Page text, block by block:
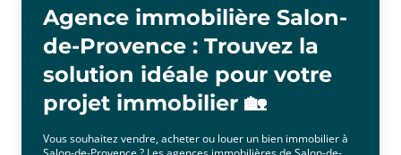
maisons de village pleines de charme aux
propriétés provençales, en passant par les
appartements, les terrains et les biens de prestige.
Grâce à notre ancrage local et à notre réseau de
partenaires, nous sommes en mesure de proposer
des solutions adaptées aux attentes de chaque
client.Notre priorité est de construire une relation
de confiance durable. Nous prenons le temps de
comprendre vos besoins afin de vous offrir un
Agence immobilière Salon-
de-Provence : Trouvez la
solution idéale pour votre
projet immobilier 🏡
Vous souhaitez vendre, acheter ou louer un bien immobilier à